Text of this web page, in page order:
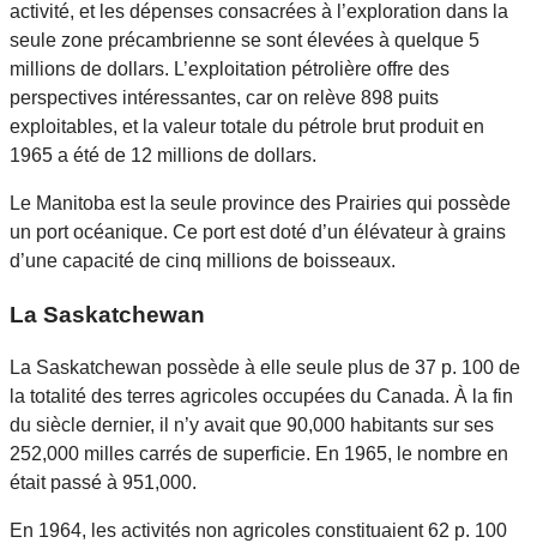
activité, et les dépenses consacrées à l’exploration dans la
seule zone précambrienne se sont élevées à quelque 5
millions de dollars. L’exploitation pétrolière offre des
perspectives intéressantes, car on relève 898 puits
exploitables, et la valeur totale du pétrole brut produit en
1965 a été de 12 millions de dollars.
Le Manitoba est la seule province des Prairies qui possède
un port océanique. Ce port est doté d’un élévateur à grains
d’une capacité de cinq millions de boisseaux.
La Saskatchewan
La Saskatchewan possède à elle seule plus de 37 p. 100 de
la totalité des terres agricoles occupées du Canada. À la fin
du siècle dernier, il n’y avait que 90,000 habitants sur ses
252,000 milles carrés de superficie. En 1965, le nombre en
était passé à 951,000.
En 1964, les activités non agricoles constituaient 62 p. 100